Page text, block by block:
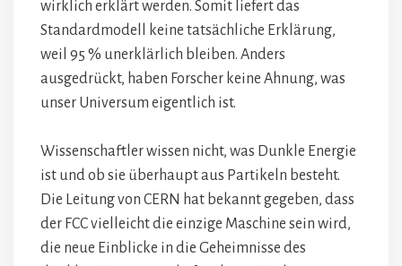
wirklich erklärt werden. Somit liefert das
Standardmodell keine tatsächliche Erklärung,
weil 95 % unerklärlich bleiben. Anders
ausgedrückt, haben Forscher keine Ahnung, was
unser Universum eigentlich ist.
Wissenschaftler wissen nicht, was Dunkle Energie
ist und ob sie überhaupt aus Partikeln besteht.
Die Leitung von CERN hat bekannt gegeben, dass
der FCC vielleicht die einzige Maschine sein wird,
die neue Einblicke in die Geheimnisse des